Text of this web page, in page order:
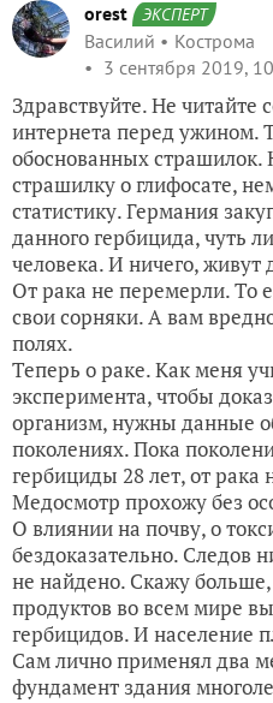
orest ЭКСПЕРТ
Василий
Кострома
3 сентября 2019,
Здравствуйте. Не читайте
интернета перед ужином.
обоснованных
страшилку о глифосате,
статистику. Германия
данного гербицида, чуть
человека. И ничего, живут
От рака не перемерли. То
свои сорняки. А вам
полях.
Теперь о раке. Как меня
эксперимента, чтобы
организм, нужны данные
поколениях. Пока
гербициды 28 лет, от
Медосмотр прохожу без
О влиянии на почву, о
бездоказательно. Следов
не найдено. Скажу
продуктов во всем мире
гербицидов. И население
Сам лично применял два
фундамент здания